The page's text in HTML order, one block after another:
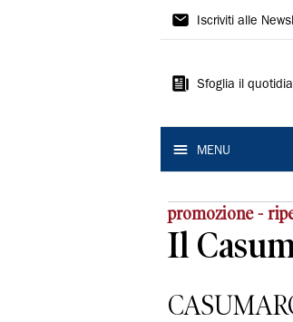
La
Ferrara
Iscriviti alle
Sfoglia il
MENU
promozione -
Il